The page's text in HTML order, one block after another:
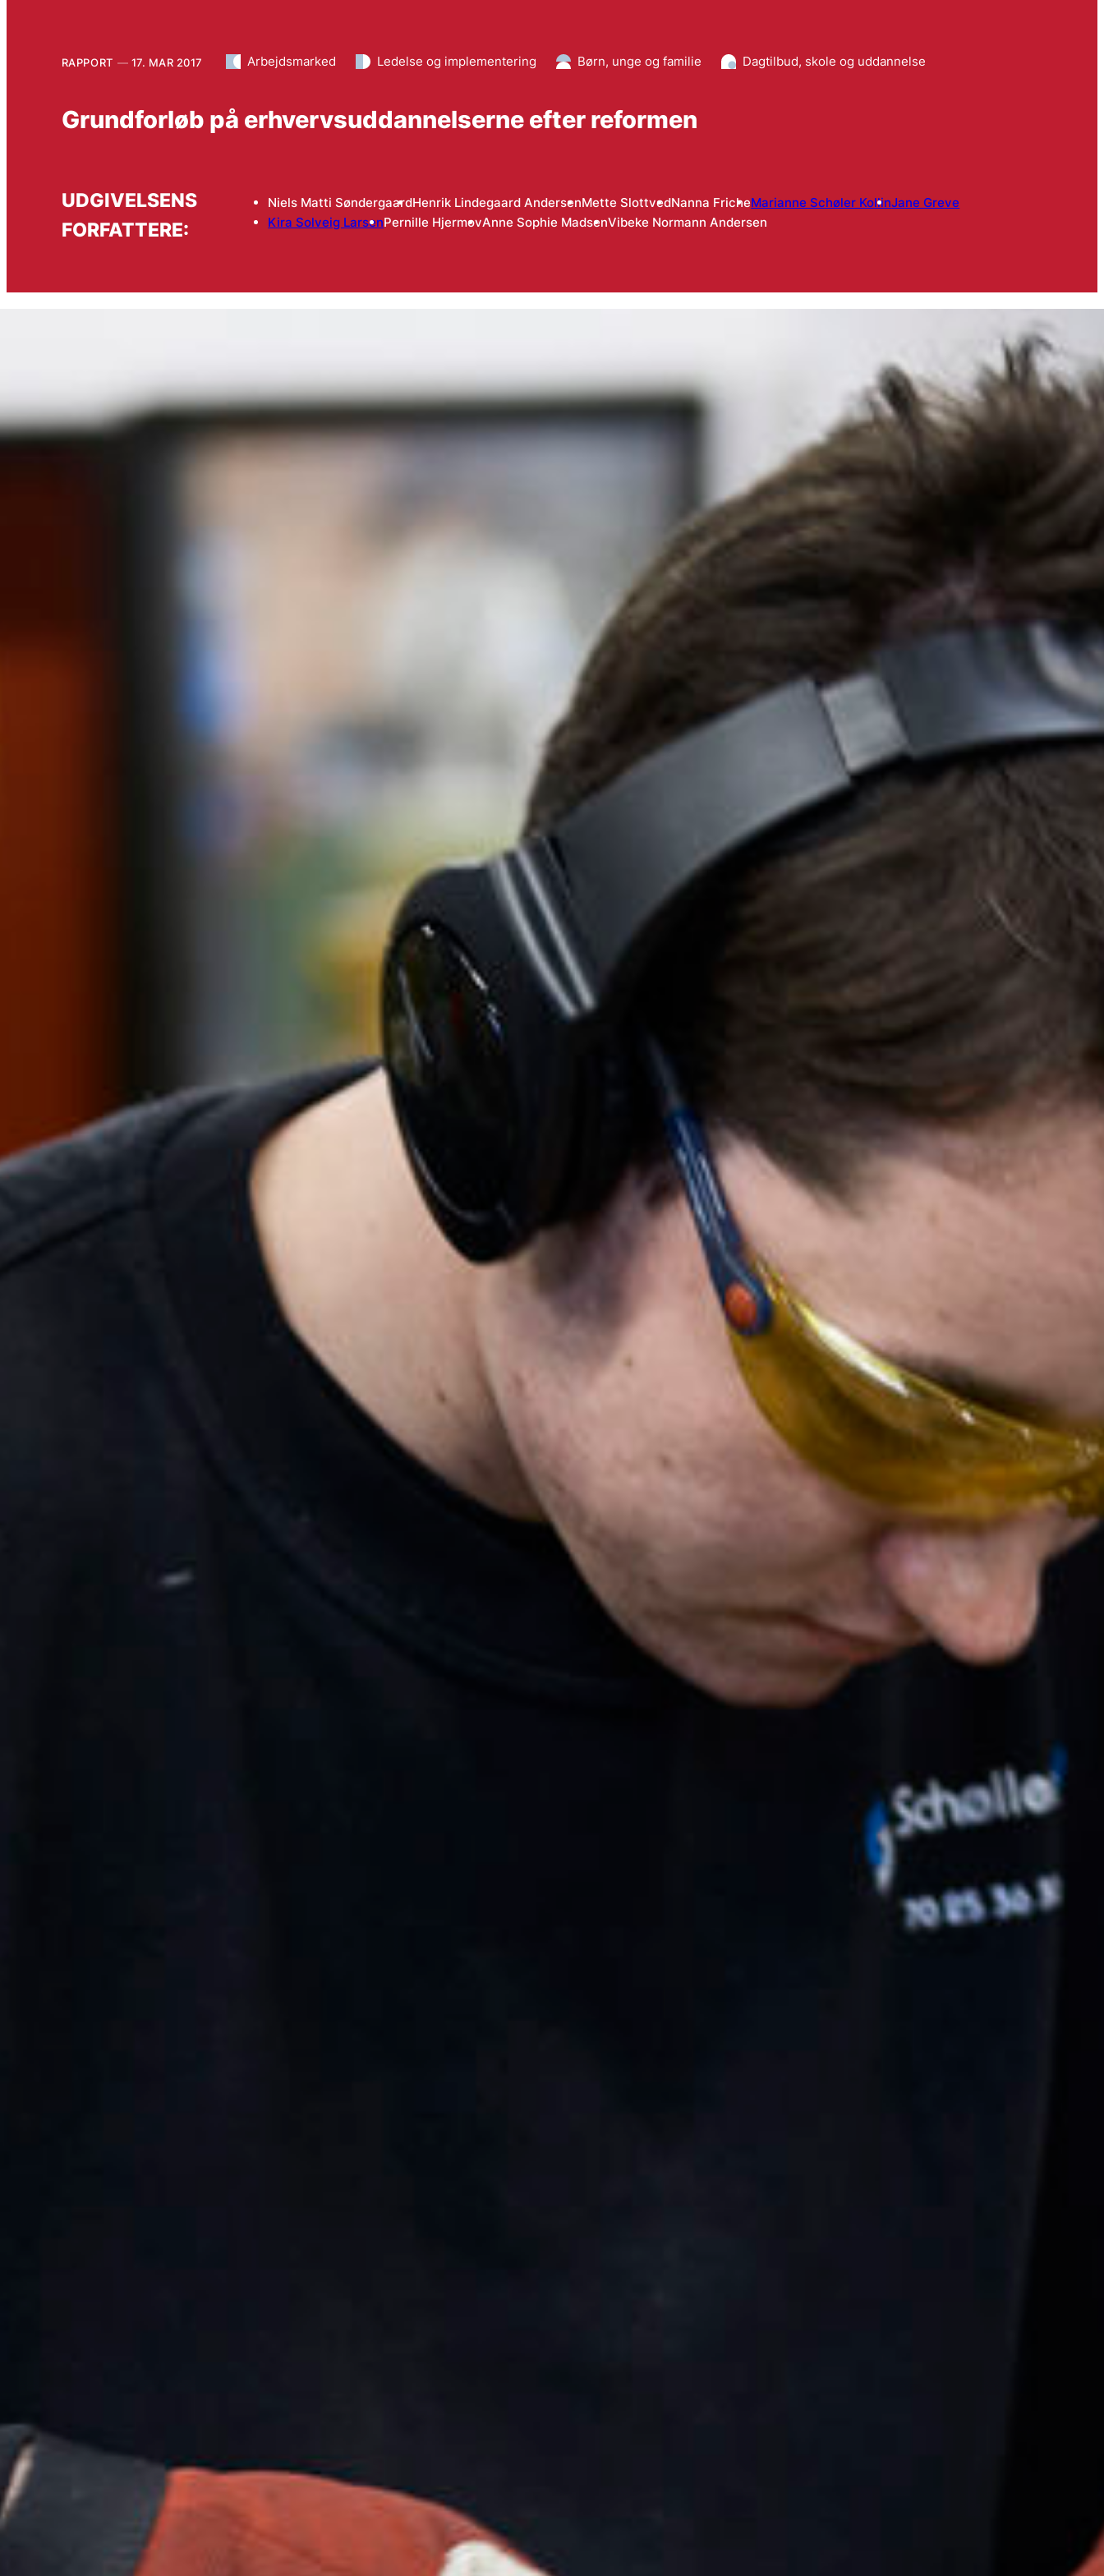
RAPPORT 17. MAR 2017 Arbejdsmarked Ledelse og implementering Børn, unge og familie Dagtilbud, skole og uddannelse
Grundforløb på erhvervsuddannelserne efter reformen
UDGIVELSENS
FORFATTERE:
Niels Matti SøndergaardHenrik Lindegaard AndersenMette SlottvedNanna FricheMarianne Schøler KollinJane Greve
Kira Solveig LarsenPernille HjermovAnne Sophie MadsenVibeke Normann Andersen